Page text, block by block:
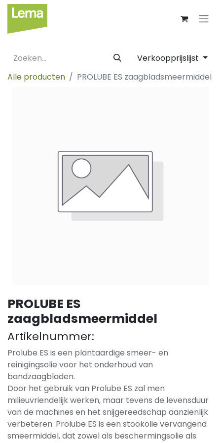
Verkoopprijslijst
Alle producten
PROLUBE ES zaagbladsmeermiddel
PROLUBE ES
zaagbladsmeermiddel
Artikelnummer:
Prolube ES is een plantaardige smeer- en
reinigingsolie voor het onderhoud van
bandzaagbladen.
Door het gebruik van Prolube ES zal men
milieuvriendelijk werken, maar tevens de levensduur
van de machines en het snijgereedschap aanzienlijk
verbeteren. Prolube ES is een stookolie vervangend
smeermiddel, dat zowel als beschermingsolie als